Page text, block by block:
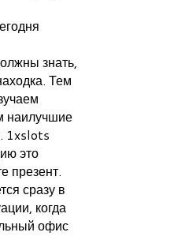
знать,
Тем
наилучшие
1xslots
это
презент.
сразу в
когда
офис